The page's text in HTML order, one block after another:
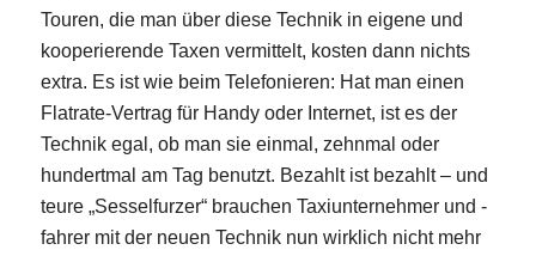
Touren, die man über diese Technik in eigene und
kooperierende Taxen vermittelt, kosten dann nichts
extra. Es ist wie beim Telefonieren: Hat man einen
Flatrate-Vertrag für Handy oder Internet, ist es der
Technik egal, ob man sie einmal, zehnmal oder
hundertmal am Tag benutzt. Bezahlt ist bezahlt – und
teure „Sesselfurzer“ brauchen Taxiunternehmer und -
fahrer mit der neuen Technik nun wirklich nicht mehr